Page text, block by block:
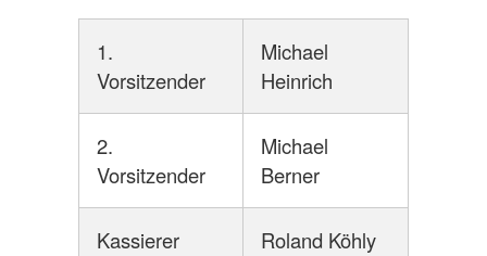
1.
Vorsitzender
Michael
Heinrich
2.
Vorsitzender
Michael
Berner
Kassierer Roland Köhly